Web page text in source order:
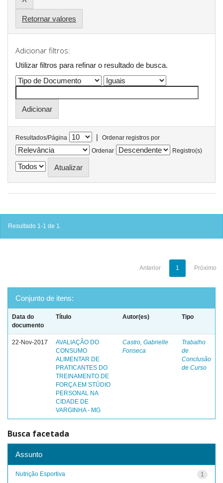
Retornar valores
Adicionar filtros:
Utilizar filtros para refinar o resultado de busca.
Resultados/Página |
Ordenar registros por
Ordenar
Registro(s)
Resultado 1-1 de 1.
Anterior 1 Próximo
Conjunto de itens:
Data do
documento
Título Autor(es) Tipo
22-Nov-2017
AVALIAÇÃO DO
CONSUMO
ALIMENTAR DE
PRATICANTES DO
TREINAMENTO DE
FORÇA EM STÚDIO
PERSONAL NA
CIDADE DE
VARGINHA - MG
Castro, Gabrielle
Fonseca
Trabalho
de
Conclusão
de Curso
Busca facetada
Assunto
1
Nutrição Esportiva